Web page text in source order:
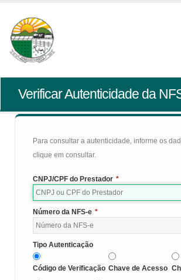
Verificar Autenticidade da
Para consultar a autenticidade, informe os
clique em consultar.
CNPJ/CPF do Prestador *
Número da NFS-e *
Tipo Autenticação
Código de Verificação Chave de Acesso